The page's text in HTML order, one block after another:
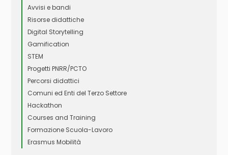
Avvisi e bandi
Risorse didattiche
Digital Storytelling
Gamification
STEM
Progetti PNRR/PCTO
Percorsi didattici
Comuni ed Enti del Terzo Settore
Hackathon
Courses and Training
Formazione Scuola-Lavoro
Erasmus Mobilità